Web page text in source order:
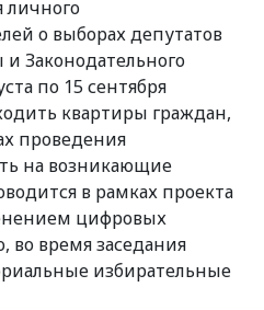
личного
о выборах депутатов
Законодательного
по 15 сентября
квартиры граждан,
проведения
на возникающие
в рамках проекта
цифровых
во время заседания
избирательные